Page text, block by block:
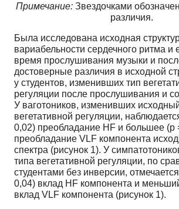
Примечание:Звездочками
различия.
Была исследована исходная
вариабельности сердечного ритма и
время прослушивания музыки и
достоверные различия в исходной
у студентов, изменивших тип
регуляции после прослушивания и
У ваготоников, изменивших
вегетативной регуляции,
0,02) преобладание HF и большее (p
преобладание VLF компонента
спектра (рисунок 1). У
типа вегетативной регуляции, по
студентами без инверсии,
0,04) вклад HF компонента и
вклад VLF компонента (рисунок 1).